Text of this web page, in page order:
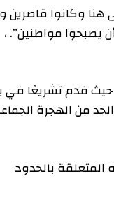
وكانوا قاصرين وتم
مواطنين”. ،
تشريعًا في يناير
الهجرة الجماعية،
بالحدود